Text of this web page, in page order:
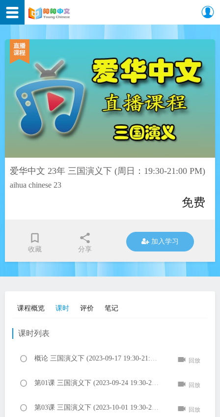
爱华中文 23年 三国演义下 (周日：19:30-21:00 PM)
aihua chinese 23
免费
收藏 分享
加入学习
课程概览 课时 评价 笔记
课时列表
概论 三国演义下 (2023-09-17 19:30-21:00 PM) 回放
第01课 三国演义下 (2023-09-24 19:30-21:00 PM) 回放
第03课 三国演义下 (2023-10-01 19:30-21:00 PM) 回放